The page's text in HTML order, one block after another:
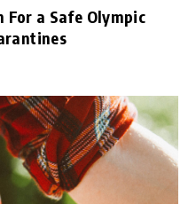
a Safe Olympic